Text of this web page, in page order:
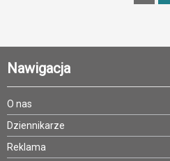
Nawigacja
O nas
Dziennikarze
Reklama